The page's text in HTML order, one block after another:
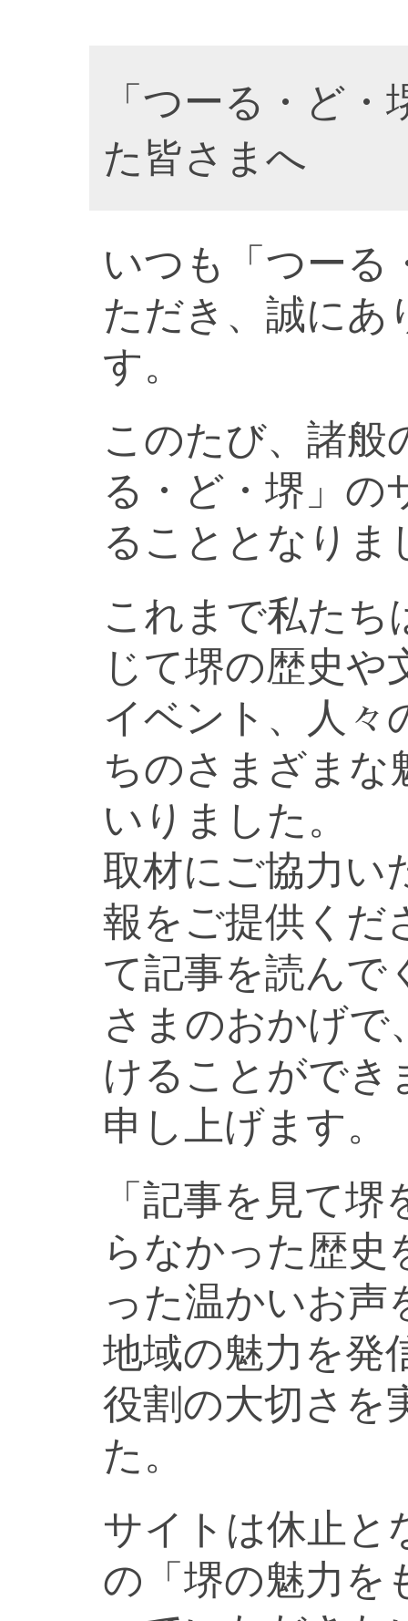
「つーる・ど
た皆さまへ
いつも「つーる
ただき、誠にあ
す。
このたび、諸般
る・ど・堺」の
ることとなりま
これまで私たち
じて堺の歴史や
イベント、人々
ちのさまざまな
いりました。
取材にご協力い
報をご提供くだ
て記事を読んで
さまのおかげで
けることができ
申し上げます。
「記事を見て
らなかった歴史
った温かいお声
地域の魅力を発
役割の大切さを
た。
サイトは休止と
の「堺の魅力を